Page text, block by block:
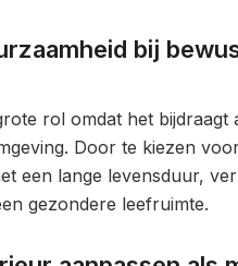
bij
rol omdat het bijdraagt
Door te kiezen
een lange levensduur,
gezondere leefruimte.